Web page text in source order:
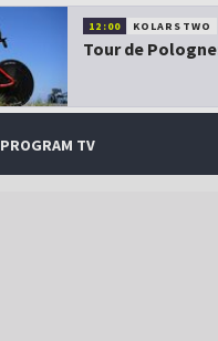
12:00 KOLARSTWO
Tour de
PROGRAM TV